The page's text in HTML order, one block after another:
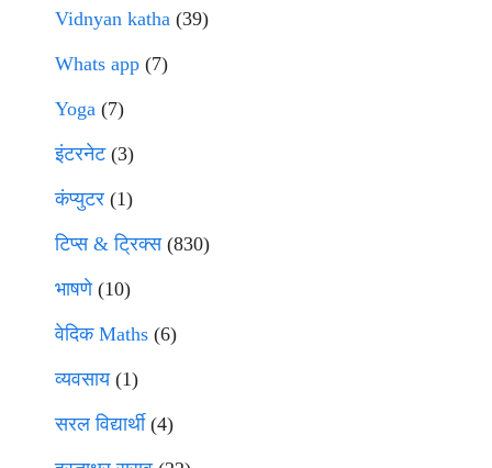
Vidnyan katha (39)
Whats app (7)
Yoga (7)
इंटरनेट(3)
कंप्युटर (1)
टिप्स & ट्रिक्स(830)
भाषणे(10)
वेदिक Maths (6)
व्यवसाय(1)
सरल विद्यार्थी(4)